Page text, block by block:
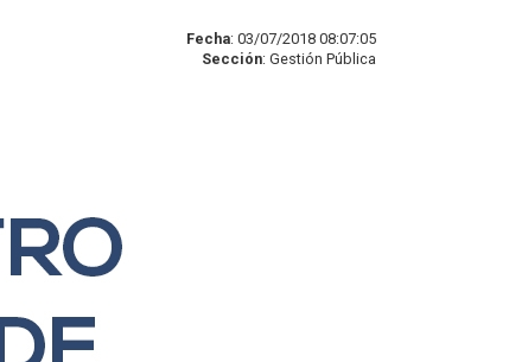
Fecha: 03/07/2018 08:07:05
Sección: Gestión Pública